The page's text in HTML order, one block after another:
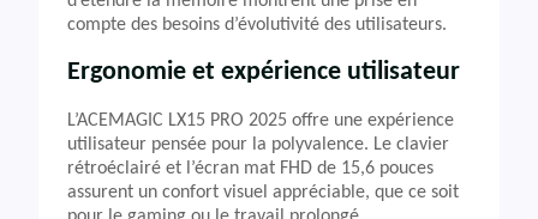
compte des besoins d’évolutivité des utilisateurs.
Ergonomie et expérience utilisateur
L’ACEMAGIC LX15 PRO 2025 offre une expérience
utilisateur pensée pour la polyvalence. Le clavier
rétroéclairé et l’écran mat FHD de 15,6 pouces
assurent un confort visuel appréciable, que ce soit